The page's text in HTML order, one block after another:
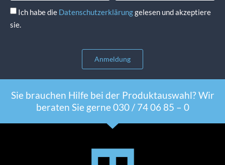
Ich habe die Datenschutzerklärunggelesen und akzeptiere
sie.
Anmeldung
Sie brauchen Hilfe bei der Produktauswahl? Wir
beraten Sie gerne 030 / 74 06 85 – 0